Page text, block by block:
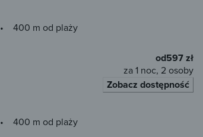
400 m od plaży
od597 zł
za 1 noc, 2 osoby
Zobacz dostępność
400 m od plaży